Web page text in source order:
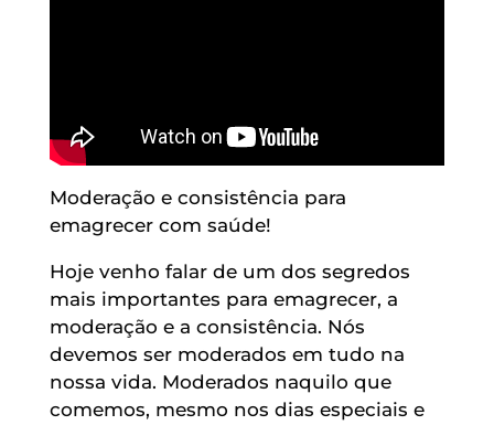
Moderação e consistência para
emagrecer com saúde!
Hoje venho falar de um dos segredos
mais importantes para emagrecer, a
moderação e a consistência. Nós
devemos ser moderados em tudo na
nossa vida. Moderados naquilo que
comemos, mesmo nos dias especiais e